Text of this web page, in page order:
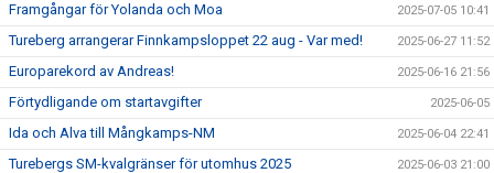
Framgångar för Yolanda och Moa 2025-07-05 10:41
Tureberg arrangerar Finnkampsloppet 22 aug - Var med! 2025-06-27 11:52
Europarekord av Andreas! 2025-06-16 21:56
Förtydligande om startavgifter 2025-06-05
Ida och Alva till Mångkamps-NM 2025-06-04 22:41
Turebergs SM-kvalgränser för utomhus 2025 2025-06-03 21:00